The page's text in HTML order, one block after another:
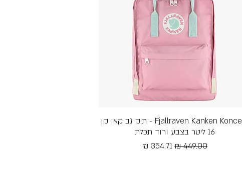
תצוגה מהירה Fjallraven Kanken Koncept - תיק גב קאן קן
16 ליטר בצבע ורוד תכלת
מחיר רגיל‏449.00 ‏₪ מחיר מבצע